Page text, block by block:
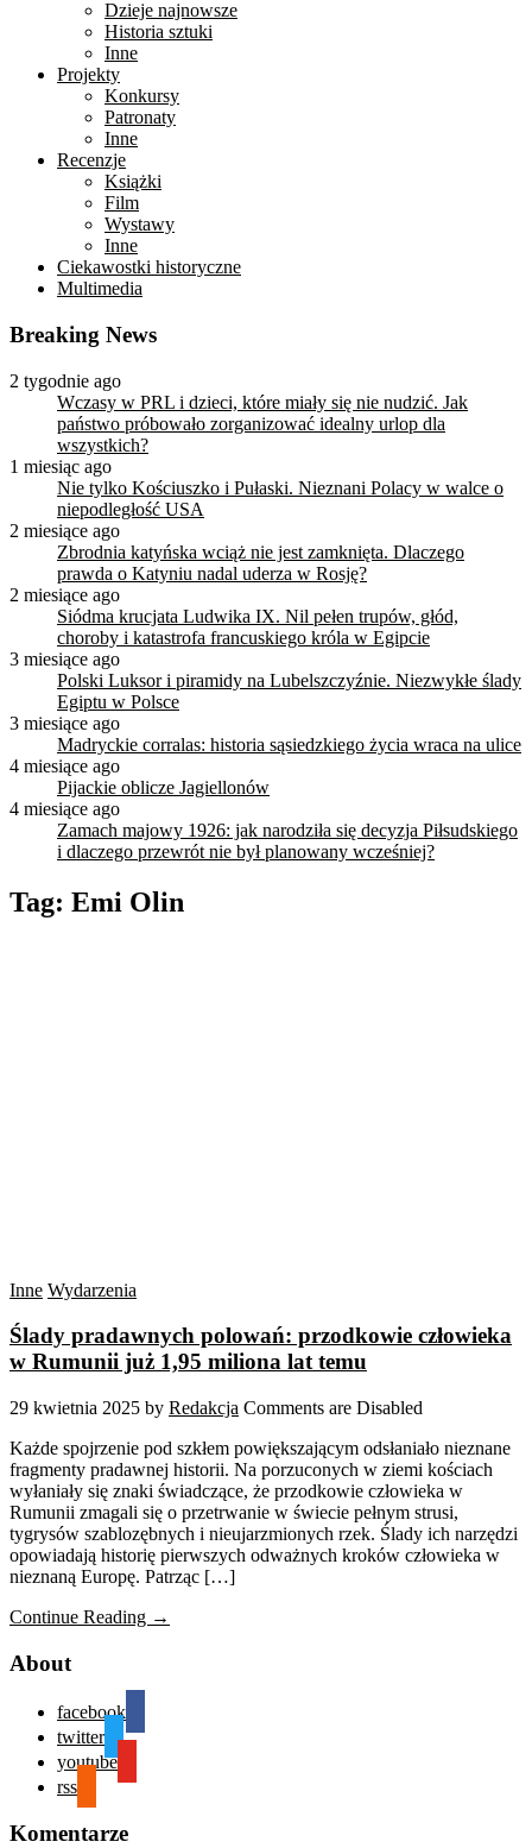
Dzieje najnowsze
Historia sztuki
Inne
Projekty
Konkursy
Patronaty
Inne
Recenzje
Książki
Film
Wystawy
Inne
Ciekawostki historyczne
Multimedia
Breaking News
2 tygodnie ago
Wczasy w PRL i dzieci, które miały się nie nudzić. Jak
państwo próbowało zorganizować idealny urlop dla
wszystkich?
1 miesiąc ago
Nie tylko Kościuszko i Pułaski. Nieznani Polacy w walce o
niepodległość USA
2 miesiące ago
Zbrodnia katyńska wciąż nie jest zamknięta. Dlaczego
prawda o Katyniu nadal uderza w Rosję?
2 miesiące ago
Siódma krucjata Ludwika IX. Nil pełen trupów, głód,
choroby i katastrofa francuskiego króla w Egipcie
3 miesiące ago
Polski Luksor i piramidy na Lubelszczyźnie. Niezwykłe ślady
Egiptu w Polsce
3 miesiące ago
Madryckie corralas: historia sąsiedzkiego życia wraca na ulice
4 miesiące ago
Pijackie oblicze Jagiellonów
4 miesiące ago
Zamach majowy 1926: jak narodziła się decyzja Piłsudskiego
i dlaczego przewrót nie był planowany wcześniej?
Tag: Emi Olin
Inne Wydarzenia
Ślady pradawnych polowań: przodkowie człowieka
w Rumunii już 1,95 miliona lat temu
29 kwietnia 2025 by Redakcja Comments are Disabled
Każde spojrzenie pod szkłem powiększającym odsłaniało nieznane
fragmenty pradawnej historii. Na porzuconych w ziemi kościach
wyłaniały się znaki świadczące, że przodkowie człowieka w
Rumunii zmagali się o przetrwanie w świecie pełnym strusi,
tygrysów szablozębnych i nieujarzmionych rzek. Ślady ich narzędzi
opowiadają historię pierwszych odważnych kroków człowieka w
nieznaną Europę. Patrząc […]
Continue Reading →
About
facebook
twitter
youtube
rss
Komentarze